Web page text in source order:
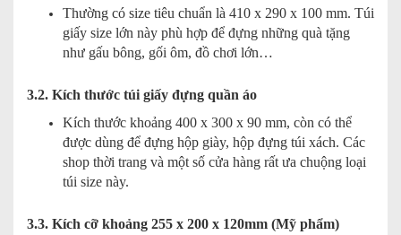
Thường có size tiêu chuẩn là 410 x 290 x 100 mm. Túi
giấy size lớn này phù hợp để đựng những quà tặng
như gấu bông, gối ôm, đồ chơi lớn…
3.2. Kích thước túi giấy đựng quần áo
Kích thước khoảng 400 x 300 x 90 mm, còn có thể
được dùng để đựng hộp giày, hộp đựng túi xách. Các
shop thời trang và một số cửa hàng rất ưa chuộng loại
túi size này.
3.3. Kích cỡ khoảng 255 x 200 x 120mm (Mỹ phẩm)